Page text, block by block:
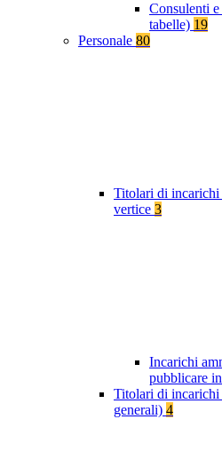
Consulenti
tabelle) 19
Personale 80
Titolari di
vertice 3
Incarichi
pubblicare
Titolari di
generali) 4